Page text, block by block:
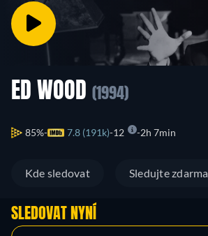
ED WOOD (1994)
85% 7.8 (191k) 12 2h 7min
Kde sledovat Sledujte zdarma
SLEDOVAT NYNÍ